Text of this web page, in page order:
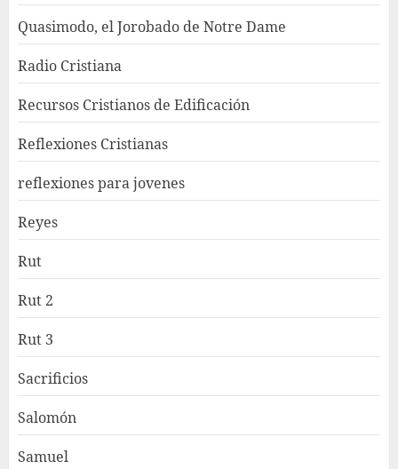
Quasimodo, el Jorobado de Notre Dame
Radio Cristiana
Recursos Cristianos de Edificación
Reflexiones Cristianas
reflexiones para jovenes
Reyes
Rut
Rut 2
Rut 3
Sacrificios
Salomón
Samuel